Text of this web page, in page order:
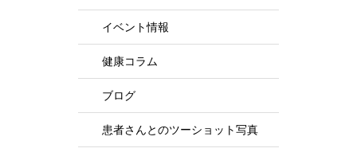
イベント情報
健康コラム
ブログ
患者さんとのツーショット写真